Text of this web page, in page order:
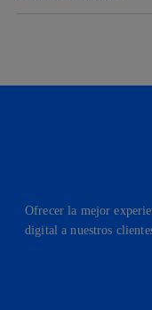
Ofrecer la mejor
digital a nuestros